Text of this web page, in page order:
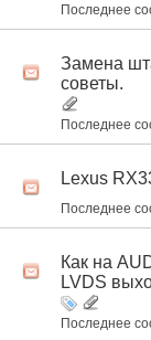
Последнее
Замена
советы.
Последнее
Lexus
Последнее
Как на
LVDS
Последнее